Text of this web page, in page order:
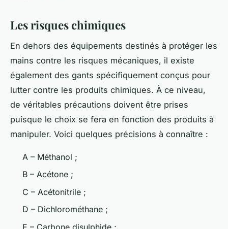
Les risques chimiques
En dehors des équipements destinés à protéger les
mains contre les risques mécaniques, il existe
également des gants spécifiquement conçus pour
lutter contre les produits chimiques. À ce niveau,
de véritables précautions doivent être prises
puisque le choix se fera en fonction des produits à
manipuler. Voici quelques précisions à connaître :
A – Méthanol ;
B – Acétone ;
C – Acétonitrile ;
D – Dichlorométhane ;
E – Carbone disulphide ;